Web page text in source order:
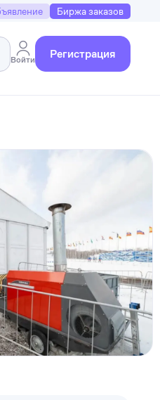
Биржа заказов
Войти Регистрация